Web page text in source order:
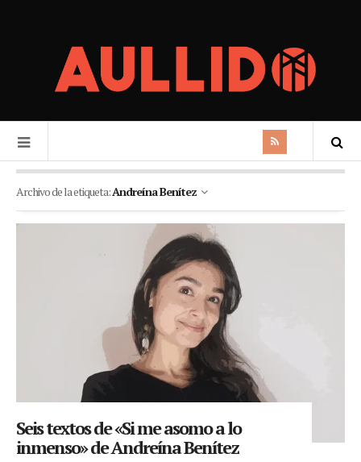
Archivo de la etiqueta:Andreína Benítez
Seis textos de «Si me asomo a lo
inmenso» de Andreína Benítez